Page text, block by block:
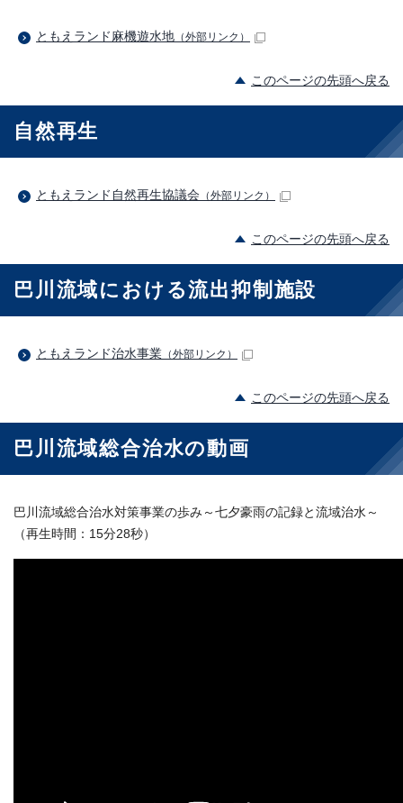
ともえランド麻機遊水地 （外部リンク）
このページの先頭へ戻る
自然再生
ともえランド自然再生協議会 （外部リンク）
このページの先頭へ戻る
巴川流域における流出抑制施設
ともえランド治水事業 （外部リンク）
このページの先頭へ戻る
巴川流域総合治水の動画
巴川流域総合治水対策事業の歩み～七夕豪雨の記録と流域治水～
（再生時間：15分28秒）